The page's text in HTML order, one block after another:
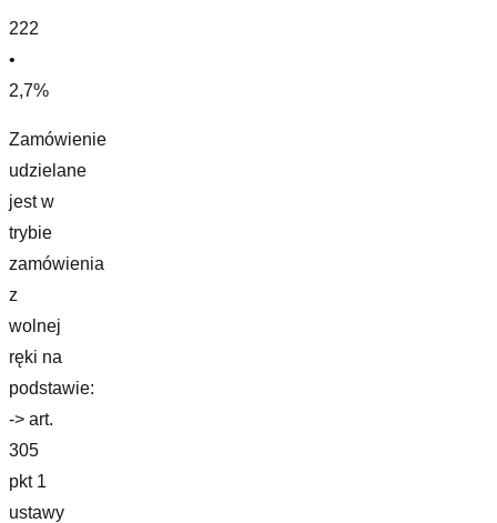
222
•
2,7%
Zamówienie
udzielane
jest w
trybie
zamówienia
z
wolnej
ręki na
podstawie:
-> art.
305
pkt 1
ustawy